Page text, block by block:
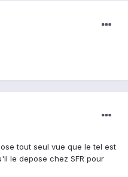
tout seul vue que le tel est
le depose chez SFR pour